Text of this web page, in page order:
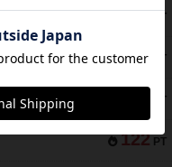
154 PT
152 PT
PT
122 PT